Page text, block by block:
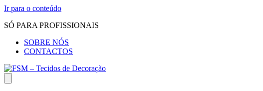
Ir para o conteúdo
SÓ PARA PROFISSIONAIS
SOBRE NÓS
CONTACTOS